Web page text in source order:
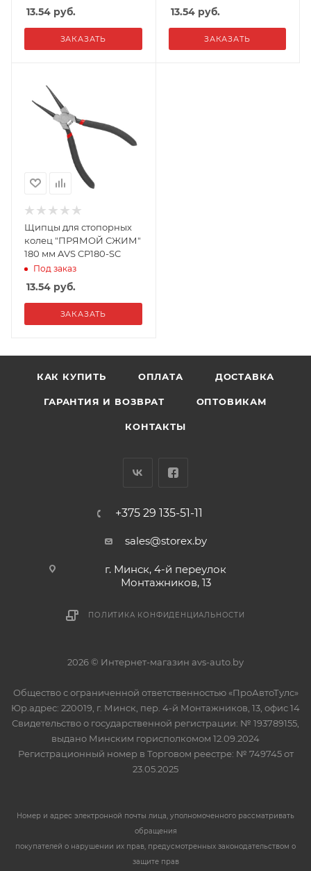
13.54 руб.
ЗАКАЗАТЬ
13.54руб.
ЗАКАЗАТЬ
Щипцы для стопорных
колец "ПРЯМОЙ СЖИМ"
180 мм AVS CP180-SC
Под заказ
13.54 руб.
ЗАКАЗАТЬ
КАК КУПИТЬ ОПЛАТА ДОСТАВКА
ГАРАНТИЯ И ВОЗВРАТ ОПТОВИКАМ
КОНТАКТЫ
+375 29 135-51-11
sales@storex.by
г. Минск, 4-й переулок
Монтажников, 13
ПОЛИТИКА КОНФИДЕНЦИАЛЬНОСТИ
2026 © Интернет-магазин avs-auto.by
Общество с ограниченной ответственностью «ПроАвтоТулс»
Юр.адрес: 220019, г. Минск, пер. 4-й Монтажников, 13, офис 14
Свидетельство о государственной регистрации: № 193789155,
выдано Минским горисполкомом 12.09.2024
Регистрационный номер в Торговом реестре: № 749745 от
23.05.2025
Номер и адрес электронной почты лица, уполномоченного рассматривать
обращения
покупателей о нарушении их прав, предусмотренных законодательством о
защите прав